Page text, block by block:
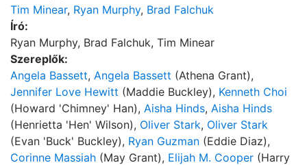
Tim Minear, Ryan Murphy, Brad Falchuk
Író:
Ryan Murphy, Brad Falchuk, Tim Minear
Szereplők:
Angela Bassett, Angela Bassett (Athena Grant),
Jennifer Love Hewitt (Maddie Buckley), Kenneth Choi
(Howard 'Chimney' Han), Aisha Hinds, Aisha Hinds
(Henrietta 'Hen' Wilson), Oliver Stark, Oliver Stark
(Evan 'Buck' Buckley), Ryan Guzman (Eddie Diaz),
Corinne Massiah (May Grant), Elijah M. Cooper (Harry